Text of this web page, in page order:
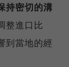
持密切的溝
整進口比
到當地的經